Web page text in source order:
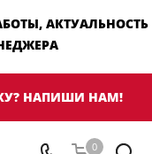
АКТУАЛЬНОСТЬ
НАПИШИ НАМ!
0